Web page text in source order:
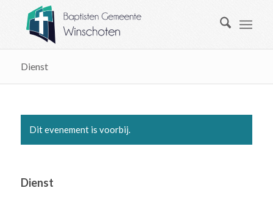
Dienst
Dit evenement is voorbij.
Dienst